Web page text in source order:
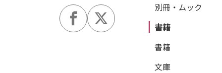
別冊・ムック
書籍
書籍
文庫